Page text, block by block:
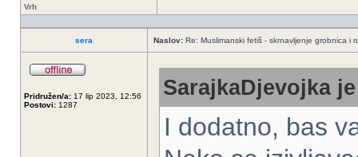
Vrh
sera Naslov: Re: Muslimanski fetiš - skrnavljenje grobnica i
Pridružen/a: 17 lip 2023, 12:56
Postovi: 1287
SarajkaDjevojka
I dodatno, bas